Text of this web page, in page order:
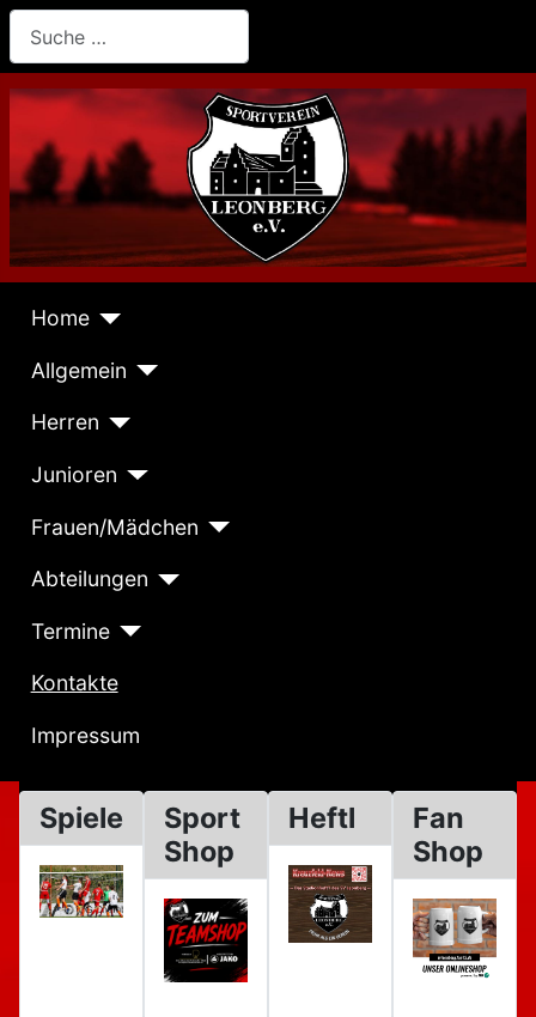
Home
Allgemein
Herren
Junioren
Frauen/Mädchen
Abteilungen
Termine
Kontakte
Impressum
Spiele
Sport
Shop
Heftl
Fan
Shop